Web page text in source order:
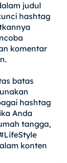
judul
hashtag
komentar
batas
hashtag
Anda
tangga,
konten